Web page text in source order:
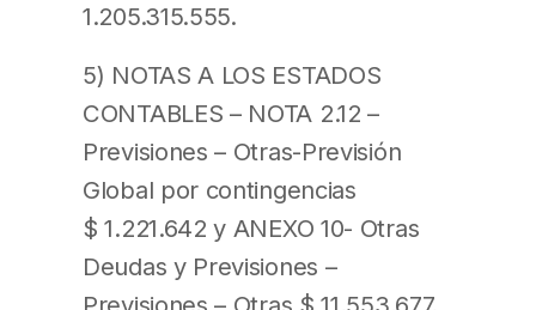
1.205.315.555.
5) NOTAS A LOS ESTADOS
CONTABLES – NOTA 2.12 –
Previsiones – Otras-Previsión
Global por contingencias
$ 1.221.642 y ANEXO 10- Otras
Deudas y Previsiones –